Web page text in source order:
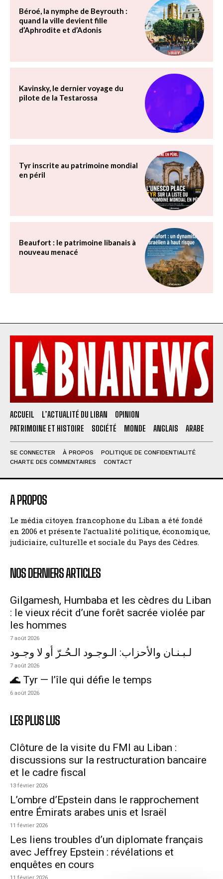
Béroé, la nymphe de Beyrouth :
quand la ville devient fille
d’Aphrodite et d’Adonis
Kavinsky, le dernier voyage du
pilote de la Testarossa
Tyr inscrite au patrimoine mondial
en péril
Beaufort : le patrimoine libanais à
nouveau menacé
ACCUEIL L’ACTUALITÉ DU LIBAN
OPINION
PATRIMOINE ET HISTOIRE
SOCIÉTÉ MONDE ANGLAIS ARABE
SE CONNECTER À PROPOS
POLITIQUE DE CONFIDENTIALITÉ
CHARTE DES COMMENTAIRES
CONTACT
A PROPOS
Le média citoyen francophone du Liban a été fondé
en 2006 et présente l’actualité politique, économique,
judiciaire, culturelle et sociale du Pays des Cèdres.
NOS DERNIERS ARTICLES
Gilgamesh, Humbaba et les cèdres du Liban
: le vieux récit d’une forêt sacrée violée par
les hommes
7 août 2026
لـبـنـان والأحزاب: الـوجـود الـحُـرّ أو لا وجـود
7 août 2026
🌊 Tyr — l’île qui défie le temps
6 août 2026
LES PLUS LUS
Clôture de la visite du FMI au Liban :
discussions sur la restructuration bancaire
et le cadre fiscal
13 février 2026
L’ombre d’Epstein dans le rapprochement
entre Émirats arabes unis et Israël
11 février 2026
Les liens troubles d’un diplomate français
avec Jeffrey Epstein : révélations et
enquêtes en cours